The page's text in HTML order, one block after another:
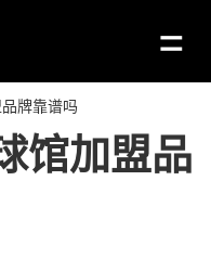
牌靠谱吗
馆加盟品